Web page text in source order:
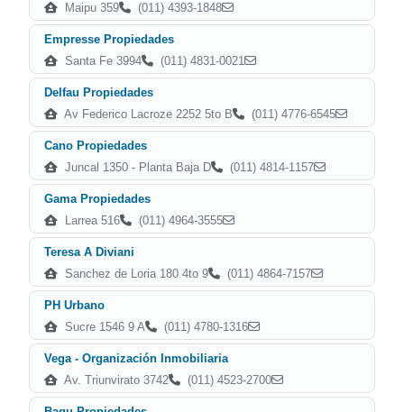
Maipu 359
(011) 4393-1848
Empresse Propiedades
Santa Fe 3994
(011) 4831-0021
Delfau Propiedades
Av Federico Lacroze 2252 5to B
(011) 4776-6545
Cano Propiedades
Juncal 1350 - Planta Baja D
(011) 4814-1157
Gama Propiedades
Larrea 516
(011) 4964-3555
Teresa A Diviani
Sanchez de Loria 180 4to 9
(011) 4864-7157
PH Urbano
Sucre 1546 9 A
(011) 4780-1316
Vega - Organización Inmobiliaria
Av. Triunvirato 3742
(011) 4523-2700